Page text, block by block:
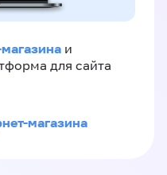
и
для сайта
магазина